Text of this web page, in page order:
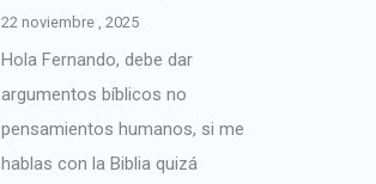
22 noviembre , 2025
Hola Fernando, debe dar
argumentos bíblicos no
pensamientos humanos, si me
hablas con la Biblia quizá